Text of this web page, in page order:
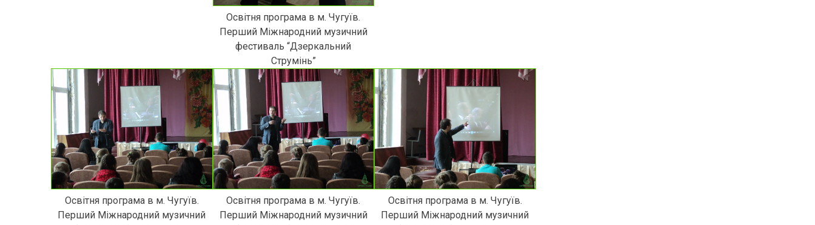
Освітня програма в м. Чугуїв.
Перший Міжнародний музичний
фестиваль “Дзеркальний
Струмінь”
Освітня програма в м. Чугуїв.
Перший Міжнародний музичний
Освітня програма в м. Чугуїв.
Перший Міжнародний музичний
Освітня програма в м. Чугуїв.
Перший Міжнародний музичний